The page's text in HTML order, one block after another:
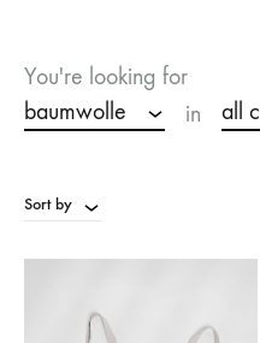
You're looking for
baumwolle
in all
Sort by